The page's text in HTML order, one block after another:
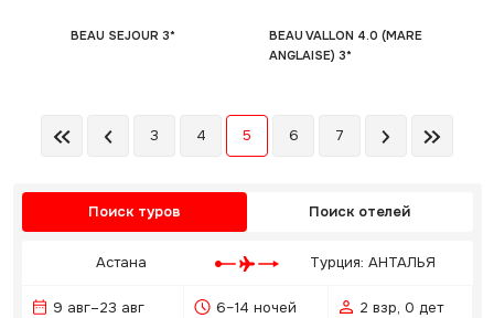
BEAU SEJOUR 3*
BEAU VALLON 4.0 (MARE
ANGLAISE) 3*
3 4 5 6 7
Поиск туров Поиск отелей
Астана Турция: АНТАЛЬЯ
9 авг–23 авг 6–14 ночей 2 взр, 0 дет